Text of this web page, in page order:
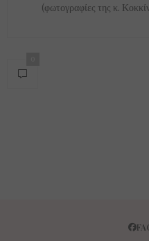
(φωτογραφίες της κ.